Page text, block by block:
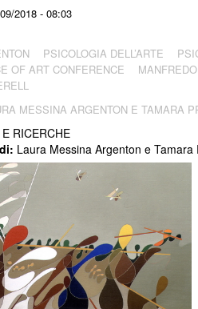
2018 - 08:03
PSICOLOGIA DELL’ARTE
OF ART CONFERENCE
MESSINA ARGENTON E TAMARA
RICERCHE
Laura Messina Argenton e Tamara